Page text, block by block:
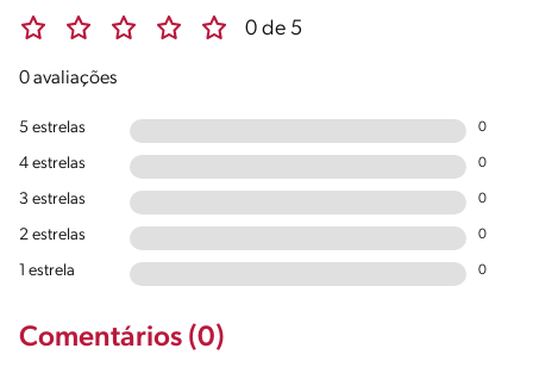
0 de 5
0 avaliações
5 estrelas 0
4 estrelas 0
3 estrelas 0
2 estrelas 0
1 estrela 0
Comentários (0)